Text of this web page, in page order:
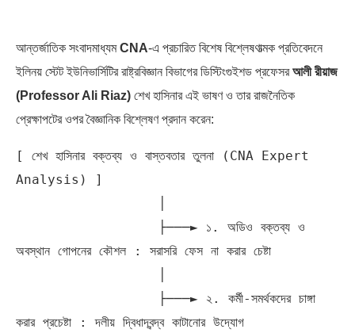
আন্তর্জাতিক সংবাদমাধ্যমCNA-এ প্রচারিত বিশেষ বিশ্লেষণাত্মক প্রতিবেদনে
ইলিনয় স্টেট ইউনিভার্সিটির রাষ্ট্রবিজ্ঞান বিভাগের ডিস্টিংগুইশড প্রফেসরআলী রীয়াজ
(Professor Ali Riaz) শেখ হাসিনার এই ভাষণ ও তার রাজনৈতিক
প্রেক্ষাপটের ওপর বৈজ্ঞানিক বিশ্লেষণ প্রদান করেন:
[ শেখ হাসিনার বক্তব্য ও বাস্তবতার তুলনা (CNA Expert
Analysis) ]
অবস্থান গোপনের কৌশল : সরাসরি ফেস না করার চেষ্টা
করার প্রচেষ্টা : দলীয় দ্বিধাদ্বন্দ্ব কাটানোর উদ্যোগ